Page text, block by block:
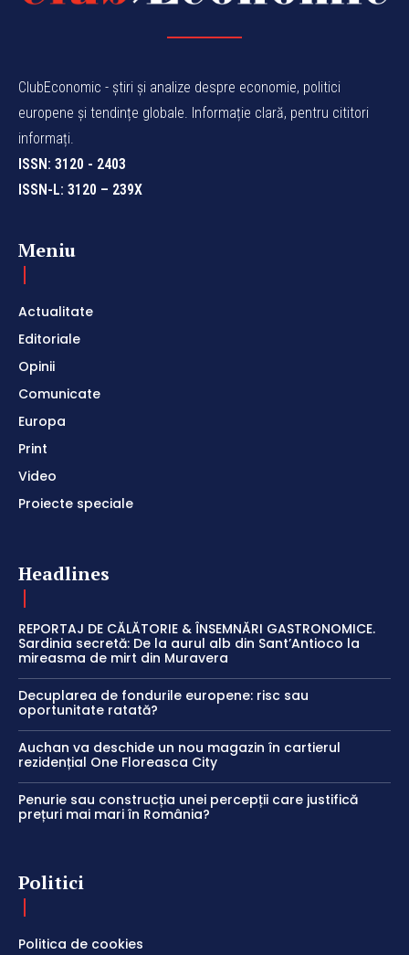
ClubEconomic - știri și analize despre economie, politici
europene și tendințe globale. Informație clară, pentru cititori
informați.
ISSN: 3120 - 2403
ISSN-L: 3120 – 239X
Meniu
Actualitate
Editoriale
Opinii
Comunicate
Europa
Print
Video
Proiecte speciale
Headlines
REPORTAJ DE CĂLĂTORIE & ÎNSEMNĂRI GASTRONOMICE.
Sardinia secretă: De la aurul alb din Sant’Antioco la
mireasma de mirt din Muravera
Decuplarea de fondurile europene: risc sau
oportunitate ratată?
Auchan va deschide un nou magazin în cartierul
rezidențial One Floreasca City
Penurie sau construcția unei percepții care justifică
prețuri mai mari în România?
Politici
Politica de cookies